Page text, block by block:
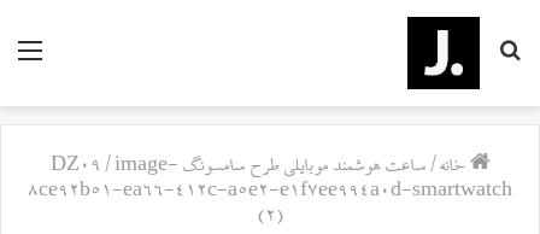
منو
برای
خانه / ساعت هوشمند موبایلی طرح سامسونگ DZ09 / image-
8ce92b51-ea66-412c-a5e2-e1f7ee994a0d-smartwatch
(2)